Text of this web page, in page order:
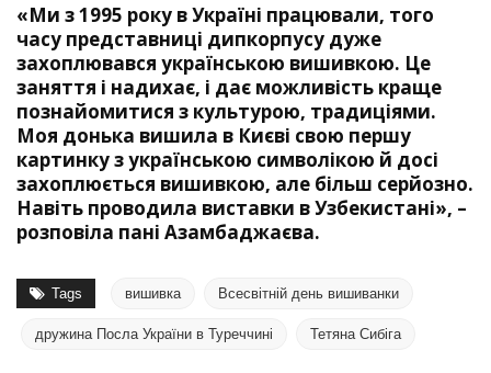
«Ми з 1995 року в Україні працювали, того
часу представниці дипкорпусу дуже
захоплювався українською вишивкою. Це
заняття і надихає, і дає можливість краще
познайомитися з культурою, традиціями.
Моя донька вишила в Києві свою першу
картинку з українською символікою й досі
захоплюється вишивкою, але більш серйозно.
Навіть проводила виставки в Узбекистані», –
розповіла пані Азамбаджаєва.
Tags вишивка Всесвітній день вишиванки
дружина Посла України в Туреччині Тетяна Сибіга